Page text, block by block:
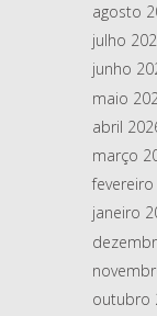
agosto
julho
junho
maio
abril
março
janeiro
outubro